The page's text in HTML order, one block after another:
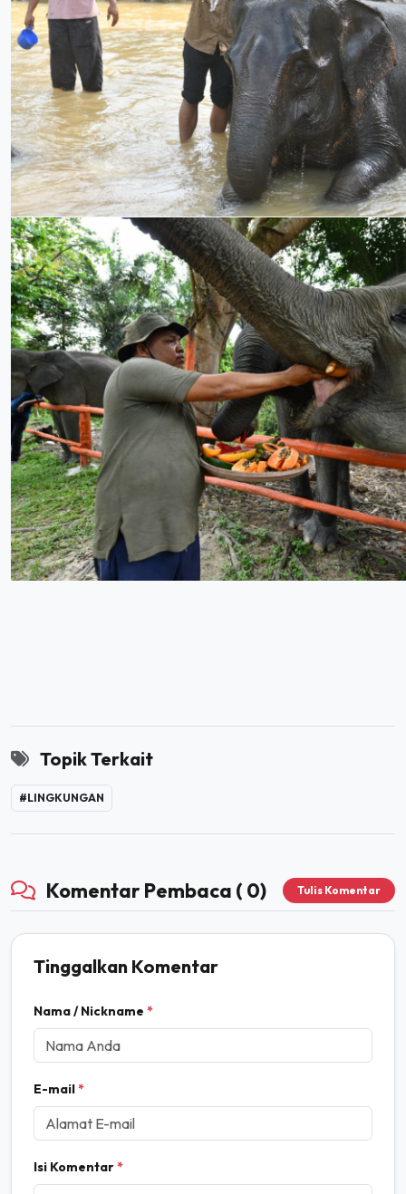
Topik Terkait
#LINGKUNGAN
Komentar Pembaca ( 0) Tulis Komentar
Tinggalkan Komentar
Nama / Nickname *
E-mail*
Isi Komentar*